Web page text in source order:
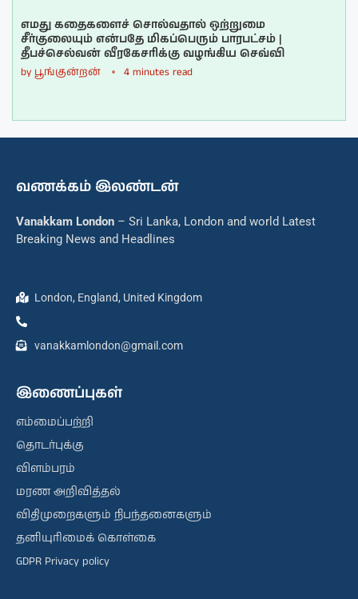
எமது கதைகளைச் சொல்வதால் ஒற்றுமை
சீர்குலையும் என்பதே மிகப்பெரும் பாரபட்சம் |
தீபச்செல்வன் வீரகேசரிக்கு வழங்கிய செவ்வி
by பூங்குன்றன் 4 minutes read
வணக்கம் இலண்டன்
Vanakkam London – Sri Lanka, London and world Latest
Breaking News and Headlines
London, England, United Kingdom
vanakkamlondon@gmail.com
இணைப்புகள்
எம்மைப்பற்றி
தொடர்புக்கு
விளம்பரம்
மரண அறிவித்தல்
விதிமுறைகளும் நிபந்தனைகளும்
தனியுரிமைக் கொள்கை
GDPR Privacy policy